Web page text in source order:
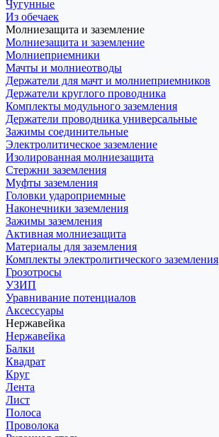
Чугунные
Из обечаек
Молниезащита и заземление
Молниезащита и заземление
Молниеприемники
Мачты и молниеотводы
Держатели для мачт и молниеприемников
Держатели круглого проводника
Комплекты модульного заземления
Держатели проводника универсальные
Зажимы соединительные
Электролитическое заземление
Изолированная молниезащита
Стержни заземления
Муфты заземления
Головки удароприемные
Наконечники заземления
Зажимы заземления
Активная молниезащита
Материалы для заземления
Комплекты электролитического заземления
Грозотросы
УЗИП
Уравнивание потенциалов
Аксессуары
Нержавейка
Нержавейка
Балки
Квадрат
Круг
Лента
Лист
Полоса
Проволока